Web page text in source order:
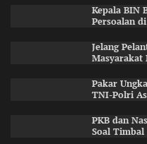
Kepala BIN
Persoalan
Jelang
Masyarakat
Pakar
TNI-Polri
PKB dan
Soal